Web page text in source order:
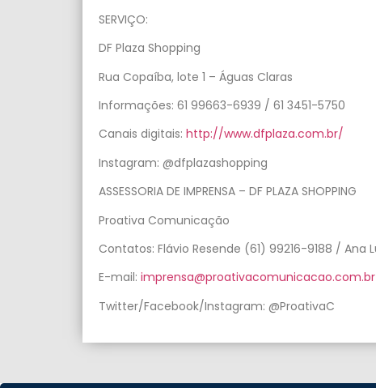
SERVIÇO:
DF Plaza Shopping
Rua Copaíba, lote 1 – Águas Claras
Informações: 61 99663-6939 / 61 3451-5750
Canais digitais: http://www.dfplaza.com.br/
Instagram: @dfplazashopping
ASSESSORIA DE IMPRENSA – DF PLAZA SHOPPING
Proativa Comunicação
Contatos: Flávio Resende (61) 99216-9188 / Ana
E-mail: imprensa@proativacomunicacao.com.br
Twitter/Facebook/Instagram: @ProativaC